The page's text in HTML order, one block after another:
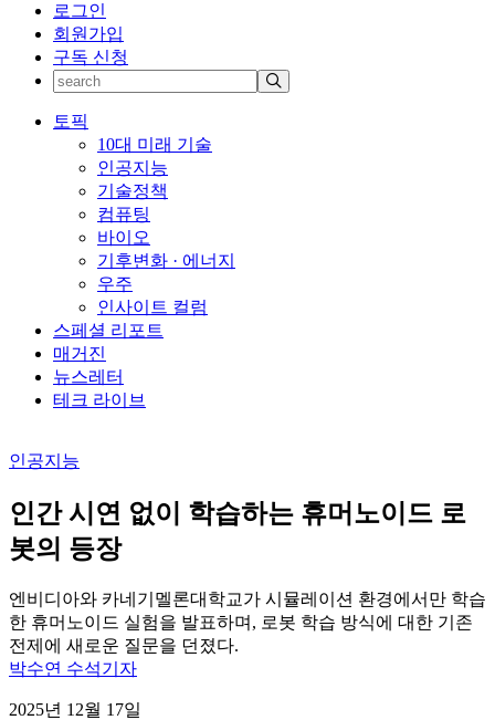
로그인
회원가입
구독 신청
토픽
10대 미래 기술
인공지능
기술정책
컴퓨팅
바이오
기후변화 · 에너지
우주
인사이트 컬럼
스페셜 리포트
매거진
뉴스레터
테크 라이브
인공지능
인간 시연 없이 학습하는 휴머노이드 로
봇의 등장
엔비디아와 카네기멜론대학교가 시뮬레이션 환경에서만 학습
한 휴머노이드 실험을 발표하며, 로봇 학습 방식에 대한 기존
전제에 새로운 질문을 던졌다.
박수연 수석기자
2025년 12월 17일